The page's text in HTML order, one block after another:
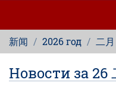
新闻 2026 год 二月
Новости за 26